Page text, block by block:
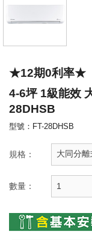
★12期0利率★
4-6坪 1級能效
28DHSB
型號：FT-28DHSB
規格：
數量：